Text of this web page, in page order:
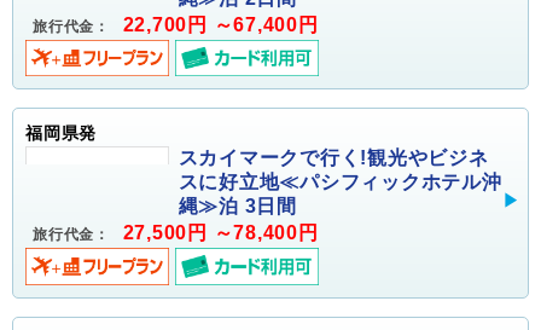
旅行代金： 22,700円 ～67,400円
福岡県発
スカイマークで行く!観光やビジネ
スに好立地≪パシフィックホテル沖
縄≫泊 3日間
旅行代金： 27,500円 ～78,400円